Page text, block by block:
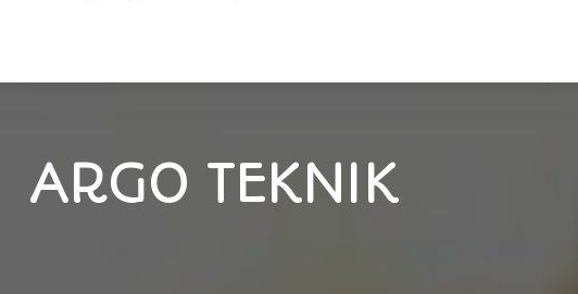
ARGO TEKNIK